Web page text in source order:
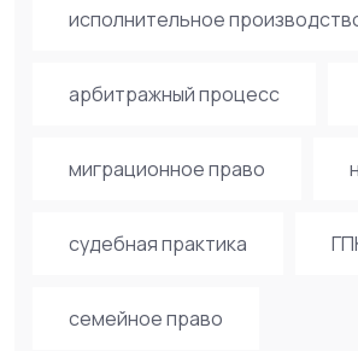
исполнительное
арбитражный процесс
миграционное право
судебная практика
семейное право